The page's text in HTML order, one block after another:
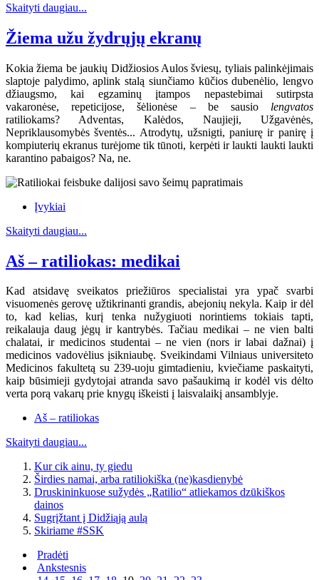
Skaityti daugiau...
Žiema užu žydrųjų ekranų
Kokia žiema be jaukių Didžiosios Aulos šviesų, tyliais palinkėjimais
slaptoje palydimo, aplink stalą siunčiamo kūčios dubenėlio, lengvo
džiaugsmo, kai egzaminų įtampos nepastebimai sutirpsta
vakaronėse, repeticijose, šėlionėse – be sausio lengvatos
ratiliokams? Adventas, Kalėdos, Naujieji, Užgavėnės,
Nepriklausomybės šventės... Atrodytų, užsnigti, paniurę ir panirę į
kompiuterių ekranus turėjome tik tūnoti, kerpėti ir laukti laukti laukti
karantino pabaigos? Na, ne.
Įvykiai
Skaityti daugiau...
Aš – ratiliokas: medikai
Kad atsidavę sveikatos priežiūros specialistai yra ypač svarbi
visuomenės gerovę užtikrinanti grandis, abejonių nekyla. Kaip ir dėl
to, kad kelias, kurį tenka nužygiuoti norintiems tokiais tapti,
reikalauja daug jėgų ir kantrybės. Tačiau medikai – ne vien balti
chalatai, ir medicinos studentai – ne vien (nors ir labai dažnai) į
medicinos vadovėlius įsikniaubę. Sveikindami Vilniaus universiteto
Medicinos fakultetą su 239-uoju gimtadieniu, kviečiame paskaityti,
kaip būsimieji gydytojai atranda savo pašaukimą ir kodėl vis dėlto
verta porą vakarų prie knygų iškeisti į laisvalaikį ansamblyje.
Aš – ratiliokas
Skaityti daugiau...
Kur cik ainu, ty giedu
Širdies namai, arba ratiliokiška (ne)kasdienybė
Druskininkuose sužydės „Ratilio“ atliekamos dzūkiškos
dainos
Sugrįžtant į Didžiąją aulą
Skiriame #SSK
Pradėti
Ankstesnis